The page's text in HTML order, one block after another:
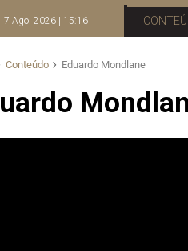
7 Ago. 2026 | 15:16
Conteúdo Eduardo Mondlane